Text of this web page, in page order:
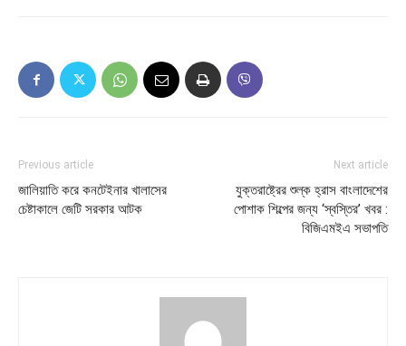
Previous article
জালিয়াতি করে কনটেইনার খালাসের
চেষ্টাকালে জেটি সরকার আটক
Next article
যুক্তরাষ্ট্রের শুল্ক হ্রাস বাংলাদেশের
পোশাক শিল্পের জন্য ‘স্বস্তির’ খবর :
বিজিএমইএ সভাপতি